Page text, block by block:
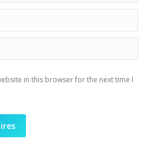
in this browser for the next time I